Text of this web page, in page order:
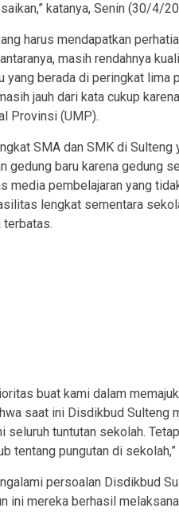
katanya, Senin (30/4/
harus mendapatkan
masih rendahnya
yang berada di peringkat lima
jauh dari kata cukup
Provinsi (UMP).
SMA dan SMK di Sulteng
gedung baru karena gedung
media pembelajaran yang
lengkat sementara
buat kami dalam
saat ini Disdikbud Sulteng
seluruh tuntutan sekolah.
tentang pungutan di sekolah,”
persoalan Disdikbud
ini mereka berhasil